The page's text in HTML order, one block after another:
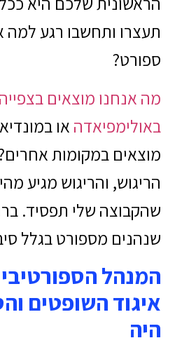
תעצרו ותחשבו רגע למה
ספורט?
מה אנחנו מוצאים
באולימפיאדה או
מוצאים במקומות
הריגוש, והריגוש מגיע
שהקבוצה שלי תפסיד.
שנהנים מספורט בגלל
המנהל
איגוד השופטים
היה